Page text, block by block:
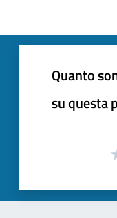
Quanto
su questa